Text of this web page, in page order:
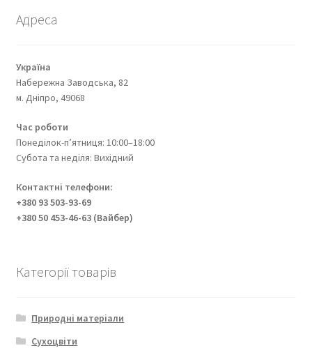
Адреса
Україна
Набережна Заводська, 82
м. Дніпро, 49068
Час роботи
Понеділок-п’ятниця: 10:00–18:00
Субота та неділя: Вихідний
Контактні телефони:
+380 93 503-93-69
+380 50 453-46-63 (Вайбер)
Категорії товарів
Природні матеріали
Сухоцвіти